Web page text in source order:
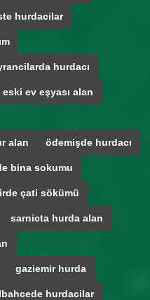
hurdacilar
hurdacı
eski ev eşyası alan
alan ödemişde hurdacı
bina sokumu
çati sökümü
sarnicta hurda alan
gaziemir hurda
hurdacilar